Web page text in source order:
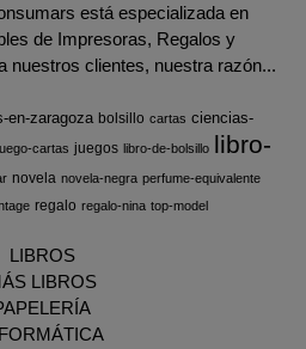
está especializada en
de Impresoras, Regalos y
nuestros clientes, nuestra razón...
en-zaragoza bolsillo cartas ciencias-
cartas juegos libro-de-bolsillo libro-
novela novela-negra perfume-equivalente
regalo regalo-nina top-model
LIBROS
LIBROS